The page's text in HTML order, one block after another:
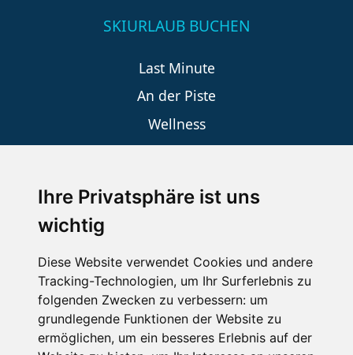
Ihre Privatsphäre ist uns
wichtig
Diese Website verwendet Cookies und andere
Tracking-Technologien, um Ihr Surferlebnis zu
folgenden Zwecken zu verbessern: um
grundlegende Funktionen der Website zu
ermöglichen, um ein besseres Erlebnis auf der
SKIURLAUB BUCHEN
Last Minute
An der Piste
Wellness
SCHNEEHÖHEN SKI APP
Die Schneehoehen Ski APP für iOS und Android - Ein
Muss für alle Wintersportler und Schneefreaks!